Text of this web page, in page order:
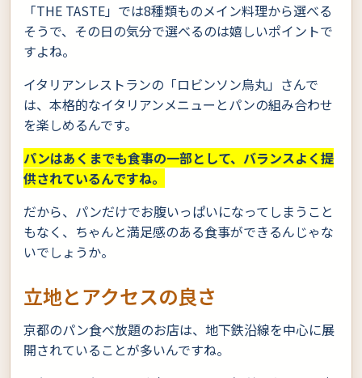
「THE TASTE」では8種類ものメイン料理から選べる
そうで、その日の気分で選べるのは嬉しいポイントで
すよね。
イタリアンレストランの「ロビンソン烏丸」さんで
は、本格的なイタリアンメニューとパンの組み合わせ
を楽しめるんです。
パンはあくまでも食事の一部として、バランスよく提
供されているんですね。
だから、パンだけでお腹いっぱいになってしまうこと
もなく、ちゃんと満足感のある食事ができるんじゃな
いでしょうか。
立地とアクセスの良さ
京都のパン食べ放題のお店は、地下鉄沿線を中心に展
開されていることが多いんですね。